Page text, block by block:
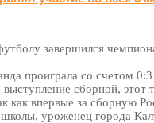
завершился
проиграла со счетом
сборной, этот
как впервые за сборную
школы, уроженец города